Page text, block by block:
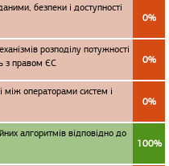
безпеки і доступності
0%
розподілу потужності
з правом ЄС
0%
між операторами систем і
0%
алгоритмів відповідно до
100%